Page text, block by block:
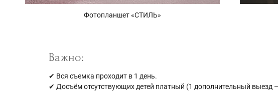
Фотопланшет «СТИЛЬ»
Важно:
✔ Вся съемка проходит в 1 день.
✔ Досъём отсутствующих детей платный (1 дополнительный выезд